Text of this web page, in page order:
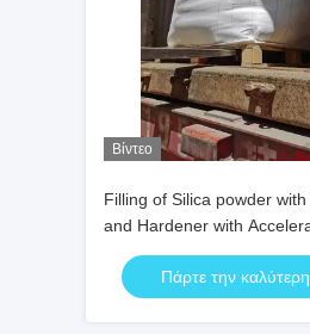
Βίντεο
Filling of Silica powder
and Hardener with
Πάρτε την καλύτερη